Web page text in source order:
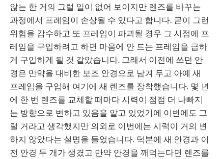
않는 한 거의 그럴 일이 없어 보이지만 렌즈를 바꾸는
과정에서 프레임이 손상될 수 있다고 합니다. 굳이 그런
위험을 감수하고 또 프레임이 파괴될 경우 그 시점에 프
레임을 구입하려고 하면 마음에 안 드는 프레임을 급하
게 구입하게 될 것 같았습니다. 그래서 이전에 쓰던 안
경은 만약을 대비한 보조 안경으로 남겨 두고 아예 새
프레임을 구입해 여기에 새 렌즈를 장착했습니다. 몇 년
에 한 번 렌즈를 교체할 때마다 시력이 점점 더 나빠지
는 방향으로 변하고 있음을 알고 있었기에 이번에도 그
럴 거라고 생각했지만 의외로 이번에는 시력이 거의 변
하지 않았다는 설명을 들었습니다. 덕분에 새 안경과 이
전 안경 두 개가 생겼고 만약 안경을 깨먹는다면 렌즈를